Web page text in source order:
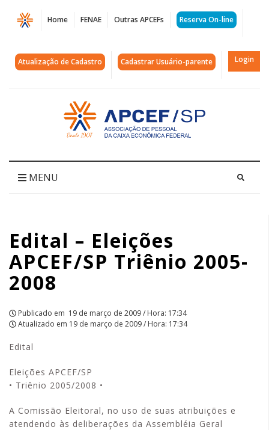
Página
Edital
APCEF/SP
Triênio
2008
Home FENAE Outras APCEFs Reserva On-line
Atualização de Cadastro Cadastrar Usuário-parente Login
Acessar
página
inicial
MENU
Edital – Eleições
APCEF/SP Triênio 2005-
2008
Publicado em 19 de março de 2009 / Hora: 17:34
Atualizado em 19 de março de 2009 / Hora: 17:34
Edital
Eleições APCEF/SP
• Triênio 2005/2008 •
A Comissão Eleitoral, no uso de suas atribuições e
atendendo às deliberações da Assembléia Geral